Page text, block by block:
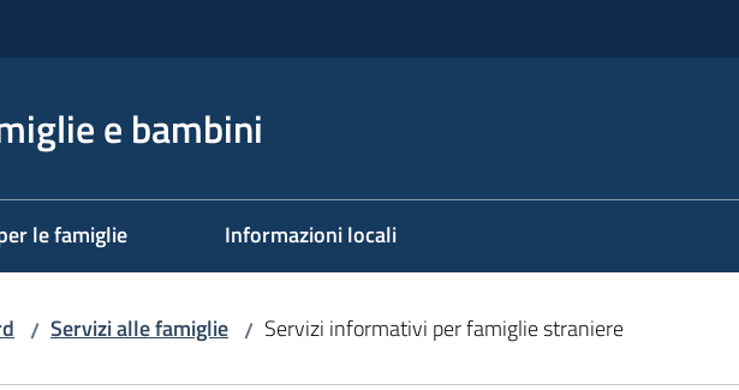
e bambini
le famiglie Informazioni locali
/ Servizi alle famiglie / Servizi informativi per famiglie straniere